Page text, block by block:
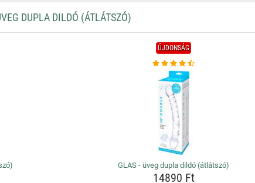
DUPLA DILDÓ (ÁTLÁTSZÓ)
ÚJDONSÁG
GLAS - üveg dupla dildó (átlátszó)
14890 Ft